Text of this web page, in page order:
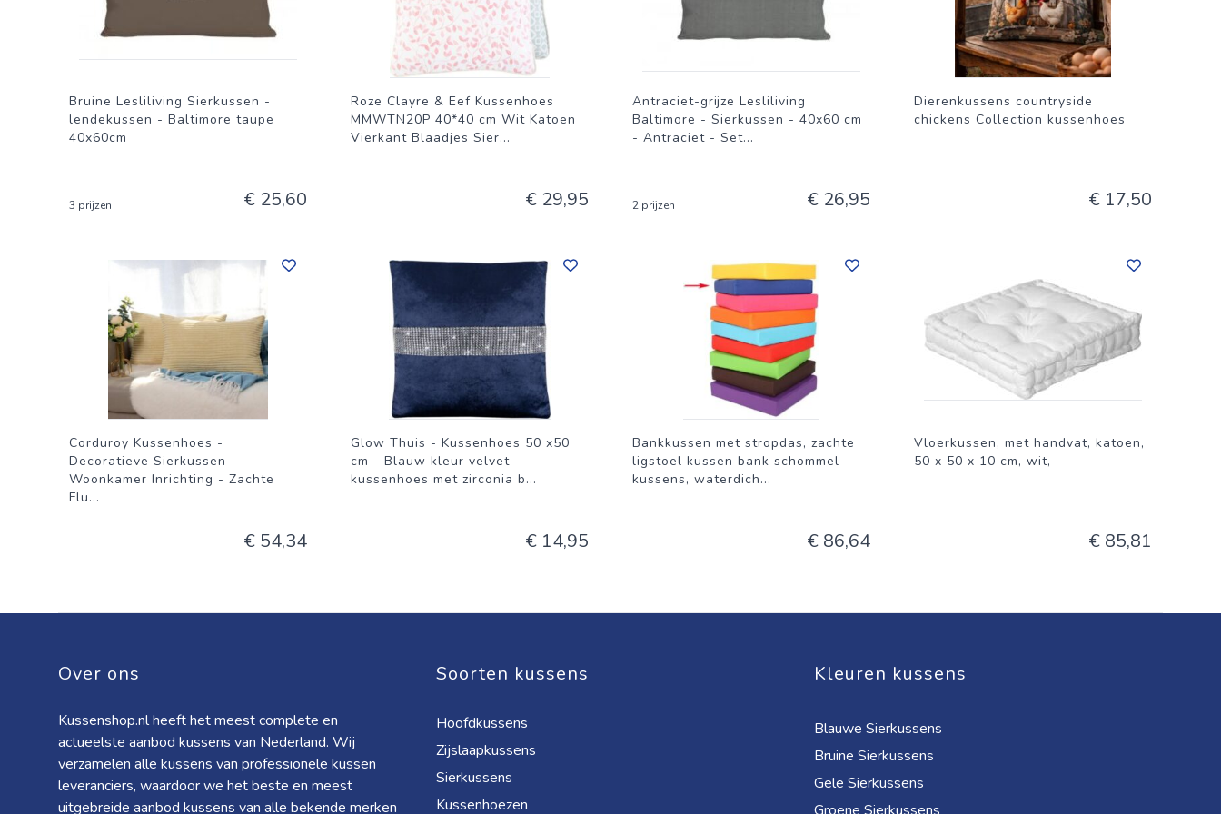
Bruine Lesliliving Sierkussen -
lendekussen - Baltimore taupe
40x60cm
3 prijzen € 25,60
Roze Clayre & Eef Kussenhoes
MMWTN20P 40*40 cm Wit Katoen
Vierkant Blaadjes Sier...
€ 29,95
Antraciet-grijze Lesliliving
Baltimore - Sierkussen - 40x60 cm
- Antraciet - Set...
2 prijzen € 26,95
Dierenkussens countryside
chickens Collection kussenhoes
€ 17,50
Corduroy Kussenhoes -
Decoratieve Sierkussen -
Woonkamer Inrichting - Zachte
Flu...
€ 54,34
Glow Thuis - Kussenhoes 50 x50
cm - Blauw kleur velvet
kussenhoes met zirconia b...
€ 14,95
Bankkussen met stropdas, zachte
ligstoel kussen bank schommel
kussens, waterdich...
€ 86,64
Vloerkussen, met handvat, katoen,
50 x 50 x 10 cm, wit,
€ 85,81
Over ons
Kussenshop.nl heeft het meest complete en
actueelste aanbod kussens van Nederland. Wij
verzamelen alle kussens van professionele kussen
leveranciers, waardoor we het beste en meest
uitgebreide aanbod kussens van alle bekende merken
Soorten kussens
Hoofdkussens
Zijslaapkussens
Sierkussens
Kussenhoezen
Kleuren kussens
Blauwe Sierkussens
Bruine Sierkussens
Gele Sierkussens